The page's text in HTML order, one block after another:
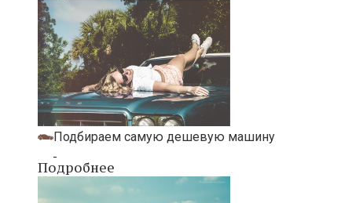
Подбираем самую дешевую машину
Подробнее